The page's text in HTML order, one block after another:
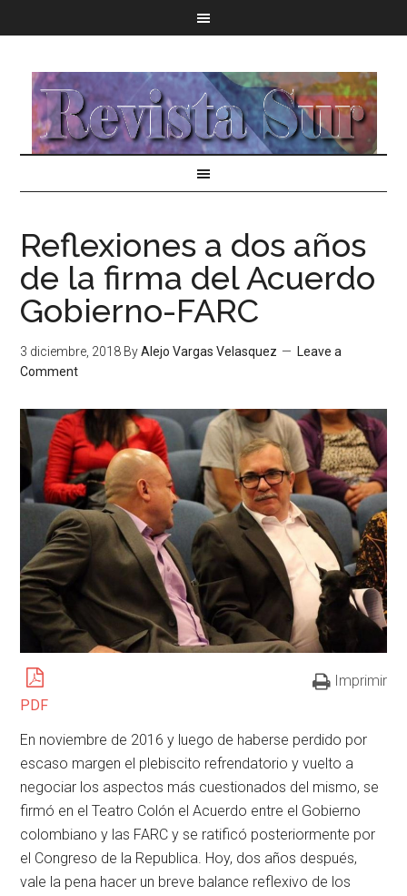
Reflexiones a dos años
de la firma del Acuerdo
Gobierno-FARC
3 diciembre, 2018 ByAlejo Vargas Velasquez
Leave a
Comment
PDF
Imprimir
En noviembre de 2016 y luego de haberse perdido por
escaso margen el plebiscito refrendatorio y vuelto a
negociar los aspectos más cuestionados del mismo, se
firmó en el Teatro Colón el Acuerdo entre el Gobierno
colombiano y las FARC y se ratificó posteriormente por
el Congreso de la Republica. Hoy, dos años después,
vale la pena hacer un breve balance reflexivo de los